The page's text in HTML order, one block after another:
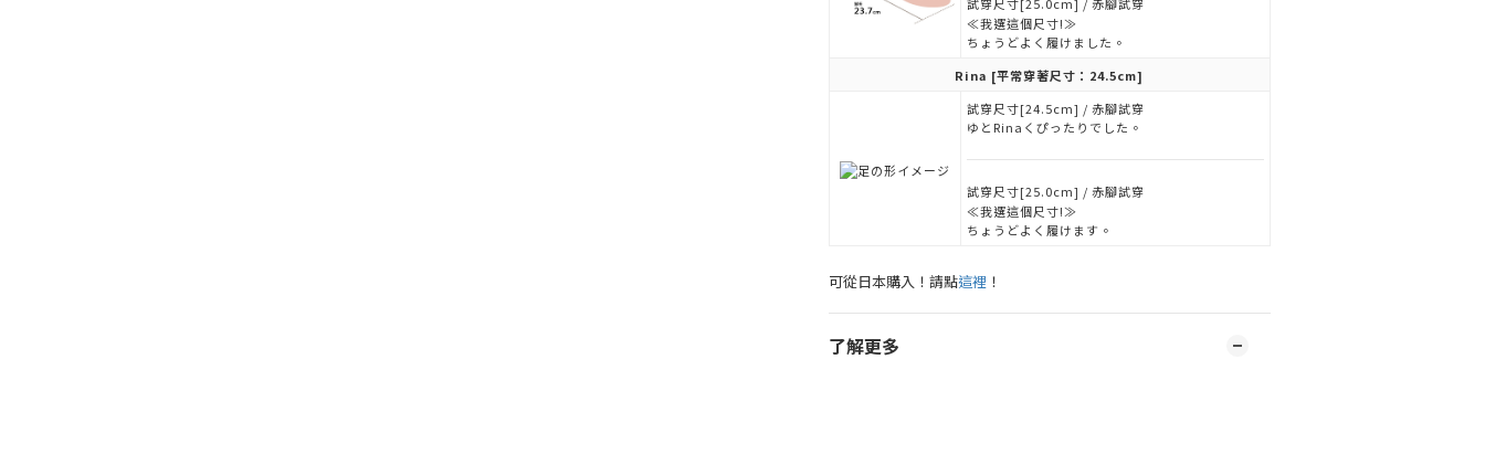
≪我選這個尺寸!≫
ちょうどよく履けました。
Rina [平常穿著尺寸：24.5cm]
試穿尺寸[24.5cm] / 赤腳試穿
ゆとRinaくぴったりでした。
試穿尺寸[25.0cm] / 赤腳試穿
≪我選這個尺寸!≫
ちょうどよく履けます。
可從日本購入！請點這裡 ！
了解更多